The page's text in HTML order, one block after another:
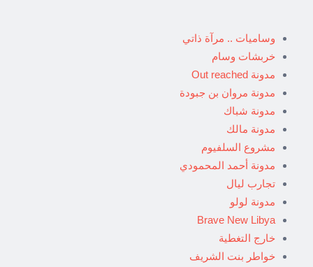
وساميات .. مرآة ذاتي
خربشات وسام
مدونة Out reached
مدونة مروان بن جبودة
مدونة شباك
مدونة مالك
مشروع السلفيوم
مدونة أحمد المحمودي
تجارب ليال
مدونة لولو
Brave New Libya
خارج التغطية
خواطر بنت الشريف